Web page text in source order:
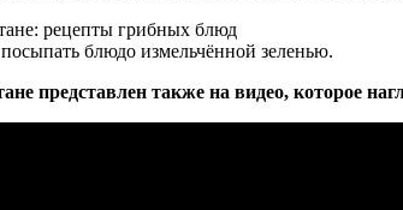
блюдо измельчённой зеленью.
представлен также на видео, которое